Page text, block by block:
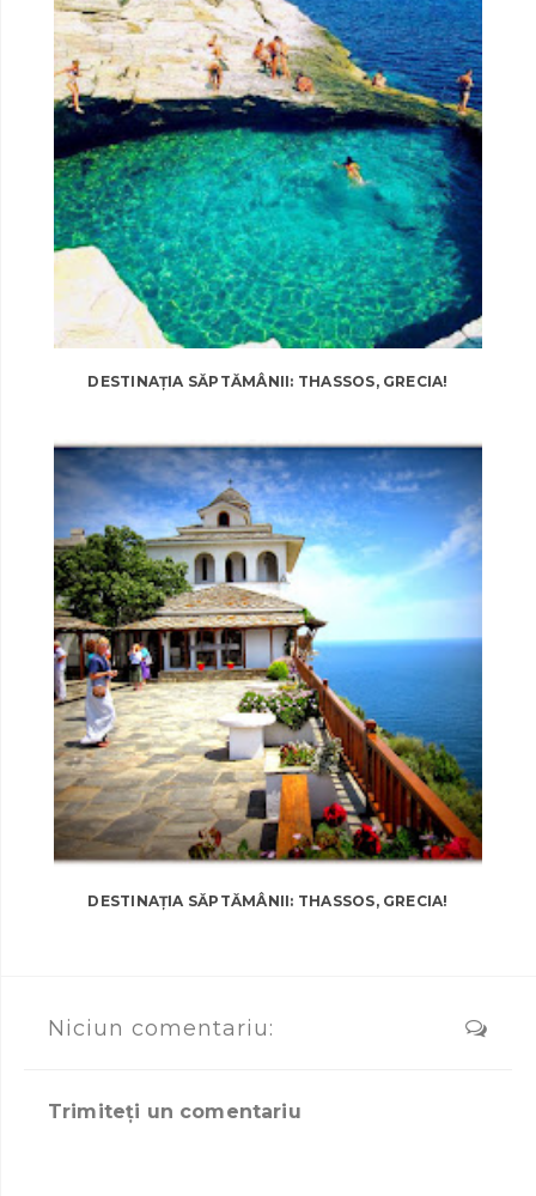
DESTINAȚIA SĂPTĂMÂNII: THASSOS, GRECIA!
DESTINAȚIA SĂPTĂMÂNII: THASSOS, GRECIA!
Niciun comentariu:
Trimiteți un comentariu